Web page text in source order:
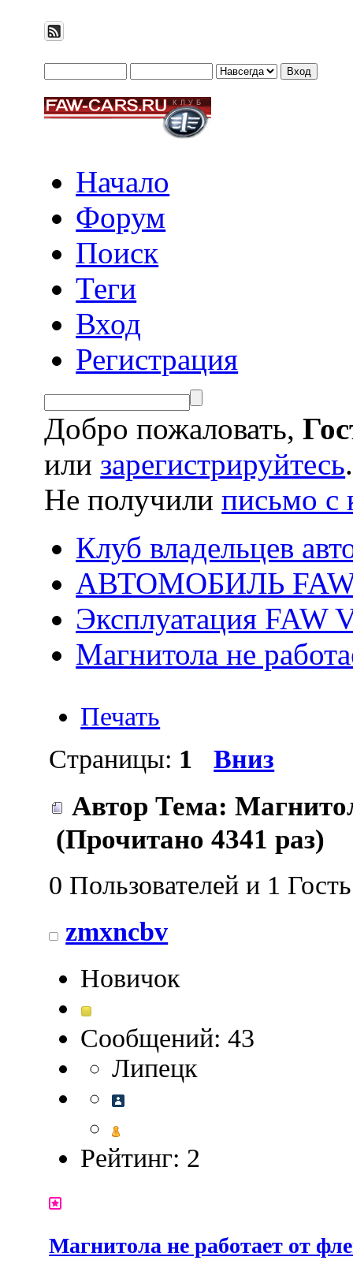
Начало
Форум
Поиск
Теги
Вход
Регистрация
Добро пожаловать,
или зарегистрируйтесь.
Не получилиписьмо с
Клуб владельцев
АВТОМОБИЛЬ
Эксплуатация FAW
Магнитола не
Печать
Страницы: 1 Вниз
Автор Тема:
(Прочитано 4341 раз)
0 Пользователей и 1
zmxncbv
Новичок
Сообщений: 43
Липецк
Рейтинг: 2
Магнитола не работает от